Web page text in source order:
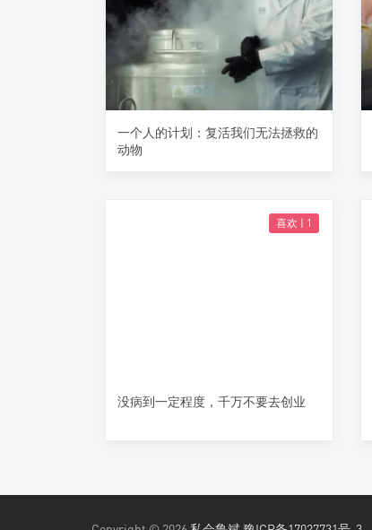
一个人的计划：复活我们无法拯救的
动物
喜欢 | 1
没病到一定程度，千万不要去创业